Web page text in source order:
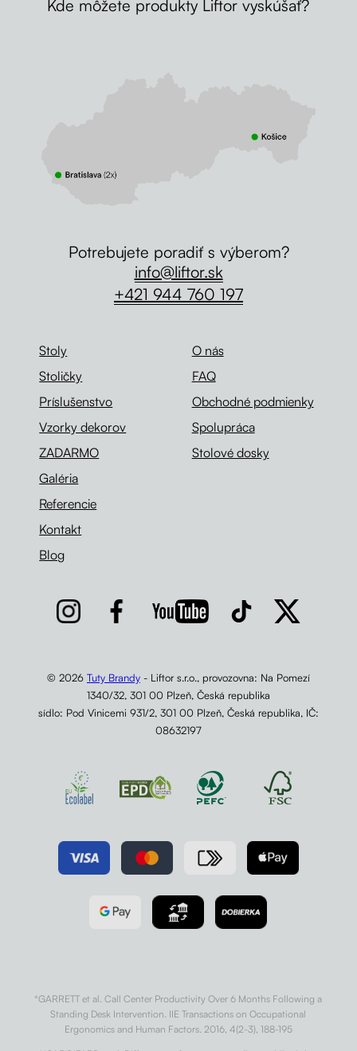
Kde môžete produkty Liftor vyskúšať?
Stoly
Stoličky
Príslušenstvo
Vzorky dekorov
ZADARMO
Galéria
Referencie
Kontakt
Blog
O nás
FAQ
Obchodné podmienky
Spolupráca
Stolové dosky
Potrebujete poradiť s výberom?
info@liftor.sk
+421 944 760 197
© 2026 Tuty Brandy- Liftor s.r.o., provozovna: Na Pomezí
1340/32, 301 00 Plzeň, Česká republika
sídlo: Pod Vinicemi 931/2, 301 00 Plzeň, Česká republika, IČ:
08632197
*GARRETT et al. Call Center Productivity Over 6 Months Following a
Standing Desk Intervention. IIE Transactions on Occupational
Ergonomics and Human Factors. 2016, 4(2-3), 188-195